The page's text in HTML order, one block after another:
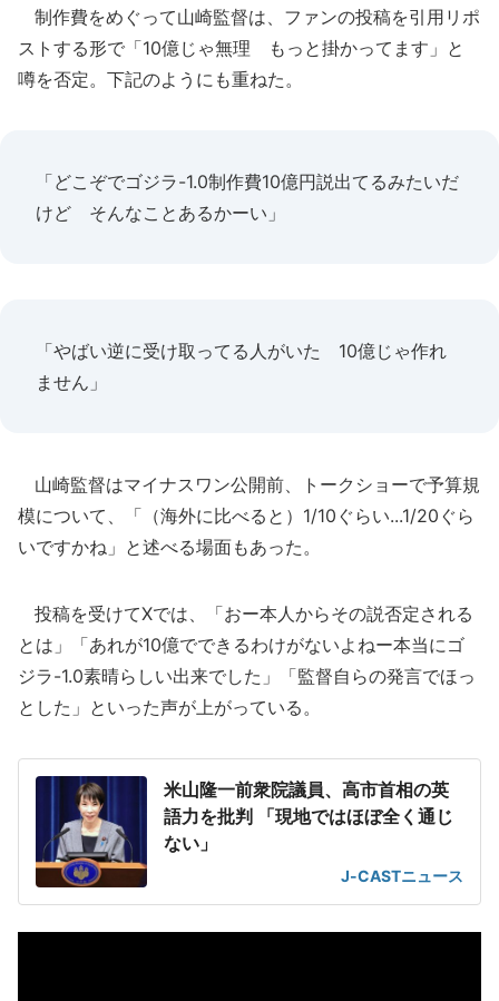
制作費をめぐって山崎監督は、ファンの投稿を引用リポ
ストする形で「10億じゃ無理 もっと掛かってます」と
噂を否定。下記のようにも重ねた。
「どこぞでゴジラ-1.0制作費10億円説出てるみたいだ
けど そんなことあるかーい」
「やばい逆に受け取ってる人がいた 10億じゃ作れ
ません」
山崎監督はマイナスワン公開前、トークショーで予算規
模について、「（海外に比べると）1/10ぐらい...1/20ぐら
いですかね」と述べる場面もあった。
投稿を受けてXでは、「おー本人からその説否定される
とは」「あれが10億でできるわけがないよねー本当にゴ
ジラ-1.0素晴らしい出来でした」「監督自らの発言でほっ
とした」といった声が上がっている。
米山隆一前衆院議員、高市首相の英
語力を批判 「現地ではほぼ全く通じ
ない」
J-CASTニュース